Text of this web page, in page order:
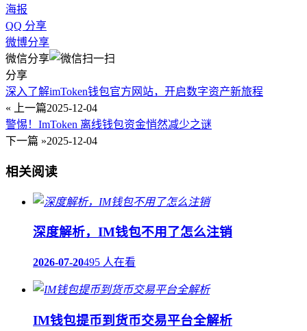
海报
QQ 分享
微博分享
微信分享
分享
深入了解imToken钱包官方网站，开启数字资产新旅程
« 上一篇2025-12-04
警惕！ImToken 离线钱包资金悄然减少之谜
下一篇 »2025-12-04
相关阅读
深度解析，IM钱包不用了怎么注销
2026-07-20495 人在看
IM钱包提币到货币交易平台全解析